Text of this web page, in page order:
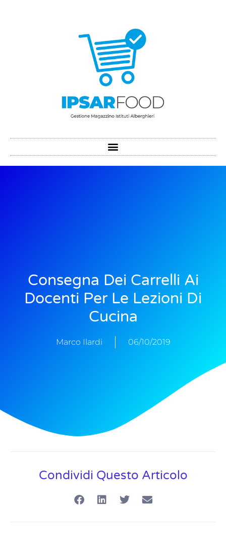
Consegna Dei Carrelli Ai
Docenti Per Le Lezioni Di
Cucina
Marco Ilardi 06/10/2019
Condividi Questo Articolo